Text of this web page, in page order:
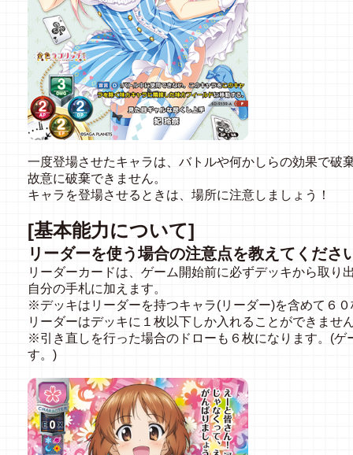
一度登場させたキャラは、バトルや何かしらの効果で破
故意に破棄できません。
キャラを登場させるときは、場所に注意しましょう！
[基本能力について]
リーダーを使う場合の注意点を教えてくださ
リーダーカードは、ゲーム開始前に必ずデッキから取り
自分の手札に加えます。
※デッキはリーダーを持つキャラ(リーダー)を含めて６
リーダーはデッキに１枚以下しか入れることができませ
※引き直しを行った場合のドローも６枚になります。(ゲ
す。)